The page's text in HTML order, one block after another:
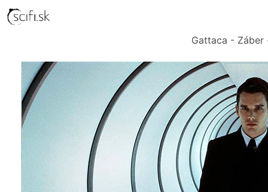
Gattaca - Záber